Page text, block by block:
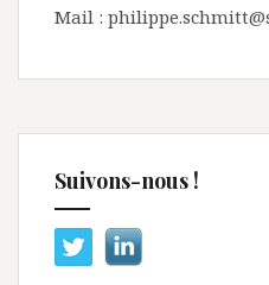
Mail :
Suivons-nous !